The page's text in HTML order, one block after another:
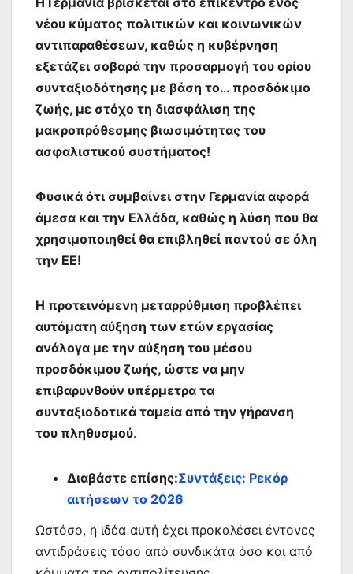
νέου κύματος πολιτικών και κοινωνικών
αντιπαραθέσεων, καθώς η κυβέρνηση
εξετάζει σοβαρά την προσαρμογή του ορίου
συνταξιοδότησης με βάση το… προσδόκιμο
ζωής, με στόχο τη διασφάλιση της
μακροπρόθεσμης βιωσιμότητας του
ασφαλιστικού συστήματος!
Φυσικά ότι συμβαίνει στην Γερμανία αφορά
άμεσα και την Ελλάδα, καθώς η λύση που θα
χρησιμοποιηθεί θα επιβληθεί παντού σε όλη
την ΕΕ!
Η προτεινόμενη μεταρρύθμιση προβλέπει
αυτόματη αύξηση των ετών εργασίας
ανάλογα με την αύξηση του μέσου
προσδόκιμου ζωής, ώστε να μην
επιβαρυνθούν υπέρμετρα τα
συνταξιοδοτικά ταμεία από την γήρανση
του πληθυσμού.
Διαβάστε επίσης:Συντάξεις: Ρεκόρ
αιτήσεων το 2026
Ωστόσο, η ιδέα αυτή έχει προκαλέσει έντονες
αντιδράσεις τόσο από συνδικάτα όσο και από